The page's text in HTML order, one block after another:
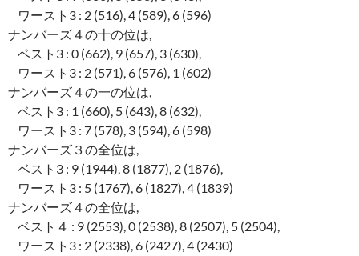
ワースト3 : 2 (516), 4 (589), 6 (596)
ナンバーズ４の十の位は,
ベスト3 : 0 (662), 9 (657), 3 (630),
ワースト3 : 2 (571), 6 (576), 1 (602)
ナンバーズ４の一の位は,
ベスト3 : 1 (660), 5 (643), 8 (632),
ワースト3 : 7 (578), 3 (594), 6 (598)
ナンバーズ３の全位は,
ベスト3 : 9 (1944), 8 (1877), 2 (1876),
ワースト3 : 5 (1767), 6 (1827), 4 (1839)
ナンバーズ４の全位は,
ベスト４ : 9 (2553), 0 (2538), 8 (2507), 5 (2504),
ワースト3 : 2 (2338), 6 (2427), 4 (2430)